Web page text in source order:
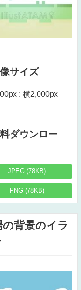
サイズ
: 横2,000px
ダウンロー
JPEG (78KB)
PNG (78KB)
の背景のイラ